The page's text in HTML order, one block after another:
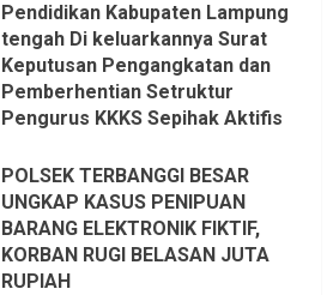
Pendidikan Kabupaten Lampung
tengah Di keluarkannya Surat
Keputusan Pengangkatan dan
Pemberhentian Setruktur
Pengurus KKKS Sepihak Aktifis
Sangat menantang Aturan dan
Dapat saya pastikan penuh Unsur
KKN, dan Unsur Politik.
6 AGUSTUS 2026
POLSEK TERBANGGI BESAR
UNGKAP KASUS PENIPUAN
BARANG ELEKTRONIK FIKTIF,
KORBAN RUGI BELASAN JUTA
RUPIAH